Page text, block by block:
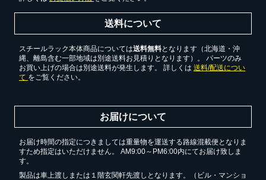
送料について
スチールラック本体商品については送料無料となります（北海道・沖
縄、離島含む一部地域は別途送料お見積りとなります）。 パーツのみ
お買い上げの場合は別途送料が発生します。 詳しくは 送料/配送につい
て をご覧ください。
お届けについて
お届け時間の指定につきましては重量物を運送する路線混載便となりま
すため指定はいただけません。 AM9:00～PM6:00内にてお届け致しま
す。
製品は車上渡しまたは１階玄関軒先渡しとなります。（ビル・マンショ
1台でも大量導入でも無料お見積・ご注文を受け付けており
ます(安心保証付き)
無料お見積する
お買い物を続ける